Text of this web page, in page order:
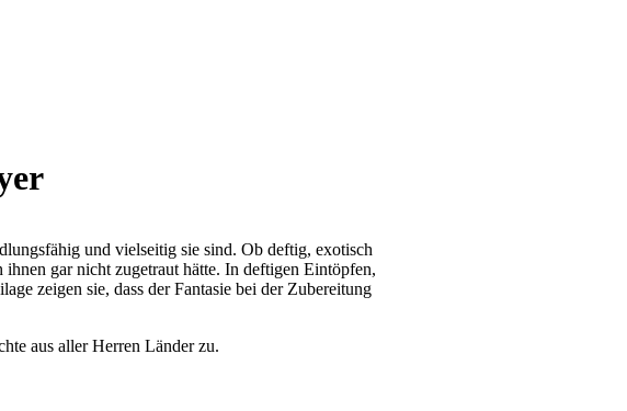
und vielseitig sie sind. Ob deftig, exotisch
gar nicht zugetraut hätte. In deftigen Eintöpfen,
zeigen sie, dass der Fantasie bei der Zubereitung
aus aller Herren Länder zu.